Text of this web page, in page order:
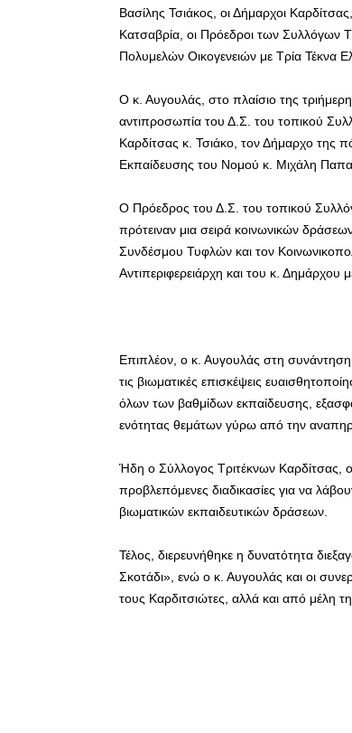
Βασίλης Τσιάκος, οι Δήμαρχοι
Κατσαβρία, οι Πρόεδροι των Συλλόγων
Πολυμελών Οικογενειών με Τρία Τέκνα
Ο κ. Αυγουλάς, στο πλαίσιο της
αντιπροσωπία του Δ.Σ. του τοπικού
Καρδίτσας κ. Τσιάκο, τον Δήμαρχο της
Εκπαίδευσης του Νομού κ. Μιχάλη
Ο Πρόεδρος του Δ.Σ. του τοπικού
πρότειναν μια σειρά κοινωνικών
Συνδέσμου Τυφλών και τον
Αντιπεριφερειάρχη και του κ.
Επιπλέον, ο κ. Αυγουλάς στη
τις βιωματικές επισκέψεις
όλων των βαθμίδων εκπαίδευσης,
ενότητας θεμάτων γύρω από την
Ήδη ο Σύλλογος Τριτέκνων Καρδίτσας, ο
προβλεπόμενες διαδικασίες για να
βιωματικών εκπαιδευτικών δράσεων.
Τέλος, διερευνήθηκε η δυνατότητα
Σκοτάδι», ενώ ο κ. Αυγουλάς και οι
τους Καρδιτσιώτες, αλλά και από μέλη